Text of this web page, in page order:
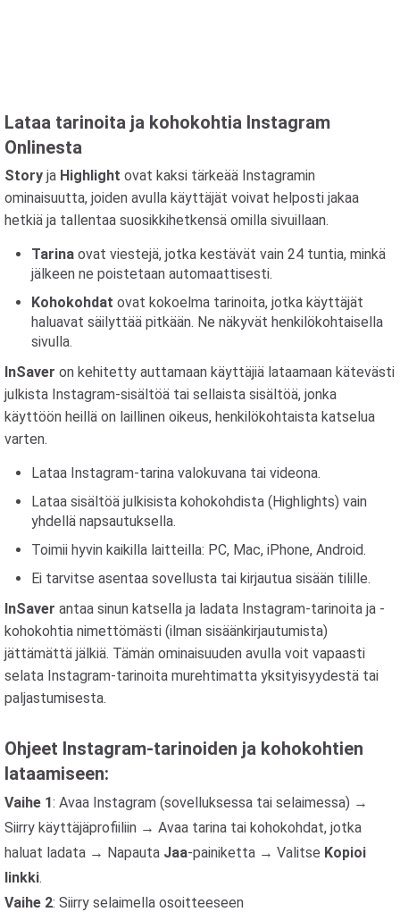
Lataa tarinoita ja kohokohtia Instagram
Onlinesta
Story ja Highlight ovat kaksi tärkeää Instagramin
ominaisuutta, joiden avulla käyttäjät voivat helposti jakaa
hetkiä ja tallentaa suosikkihetkensä omilla sivuillaan.
Tarina ovat viestejä, jotka kestävät vain 24 tuntia, minkä
jälkeen ne poistetaan automaattisesti.
Kohokohdat ovat kokoelma tarinoita, jotka käyttäjät
haluavat säilyttää pitkään. Ne näkyvät henkilökohtaisella
sivulla.
InSaver on kehitetty auttamaan käyttäjiä lataamaan kätevästi
julkista Instagram-sisältöä tai sellaista sisältöä, jonka
käyttöön heillä on laillinen oikeus, henkilökohtaista katselua
varten.
Lataa Instagram-tarina valokuvana tai videona.
Lataa sisältöä julkisista kohokohdista (Highlights) vain
yhdellä napsautuksella.
Toimii hyvin kaikilla laitteilla: PC, Mac, iPhone, Android.
Ei tarvitse asentaa sovellusta tai kirjautua sisään tilille.
InSaver antaa sinun katsella ja ladata Instagram-tarinoita ja -
kohokohtia nimettömästi (ilman sisäänkirjautumista)
jättämättä jälkiä. Tämän ominaisuuden avulla voit vapaasti
selata Instagram-tarinoita murehtimatta yksityisyydestä tai
paljastumisesta.
Ohjeet Instagram-tarinoiden ja kohokohtien
lataamiseen:
Vaihe 1: Avaa Instagram (sovelluksessa tai selaimessa) →
Siirry käyttäjäprofiiliin → Avaa tarina tai kohokohdat, jotka
haluat ladata → Napauta Jaa-painiketta → Valitse Kopioi
linkki.
Vaihe 2: Siirry selaimella osoitteeseen